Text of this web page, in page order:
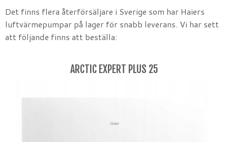
Det finns flera återförsäljare i Sverige som har Haiers
luftvärmepumpar på lager för snabb leverans. Vi har sett
att följande finns att beställa:
ARCTIC EXPERT PLUS 25